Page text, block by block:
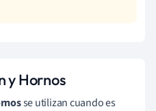
y Hornos
se utilizan cuando es